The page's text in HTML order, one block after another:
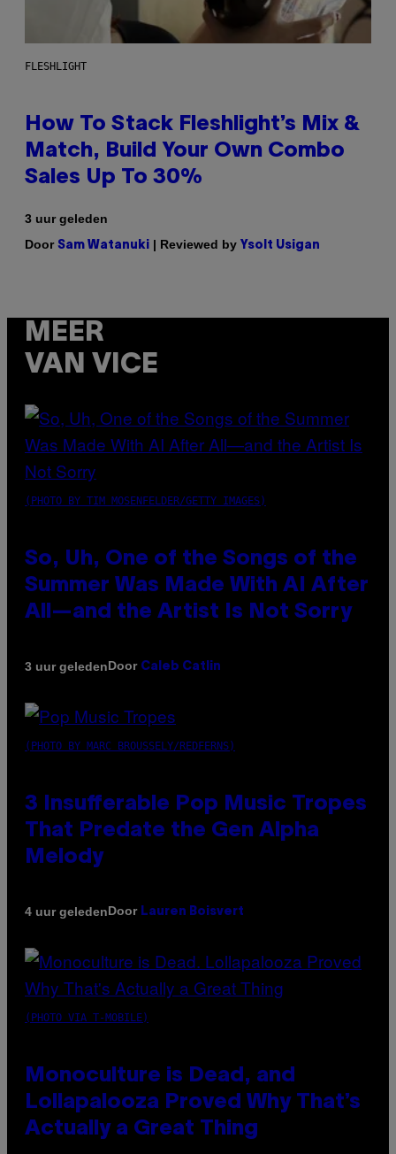
FLESHLIGHT
How To Stack Fleshlight’s Mix &
Match, Build Your Own Combo
Sales Up To 30%
3 uur geleden
Door Sam Watanuki | Reviewed by Ysolt Usigan
MEER
VAN VICE
(PHOTO BY TIM MOSENFELDER/GETTY IMAGES)
So, Uh, One of the Songs of the
Summer Was Made With AI After
All—and the Artist Is Not Sorry
3 uur geledenDoor Caleb Catlin
(PHOTO BY MARC BROUSSELY/REDFERNS)
3 Insufferable Pop Music Tropes
That Predate the Gen Alpha
Melody
4 uur geledenDoor Lauren Boisvert
(PHOTO VIA T-MOBILE)
Monoculture is Dead, and
Lollapalooza Proved Why That’s
Actually a Great Thing